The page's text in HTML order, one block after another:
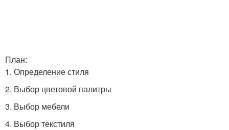
План:
1. Определение стиля
2. Выбор цветовой палитры
3. Выбор мебели
4. Выбор текстиля